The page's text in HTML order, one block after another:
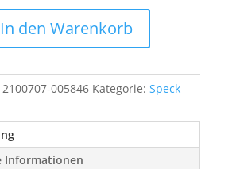
In den Warenkorb
2100707-005846 Kategorie: Speck
Informationen